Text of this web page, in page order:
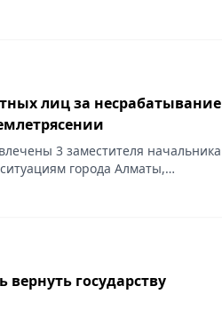
лиц за несрабатывание
3 заместителя начальника
города Алматы,
оборудования, сообщает
вернуть государству